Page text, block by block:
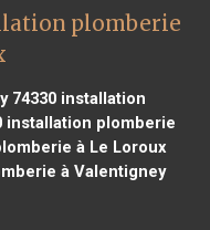
plomberie
74330installation
installation plomberie
à Le Loroux
à Valentigney